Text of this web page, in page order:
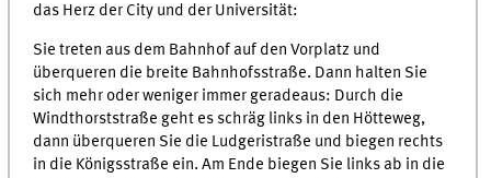
das Herz der City und der Universität:
Sie treten aus dem Bahnhof auf den Vorplatz und
überqueren die breite Bahnhofsstraße. Dann halten Sie
sich mehr oder weniger immer geradeaus: Durch die
Windthorststraße geht es schräg links in den Hötteweg,
dann überqueren Sie die Ludgeristraße und biegen rechts
in die Königsstraße ein. Am Ende biegen Sie links ab in die